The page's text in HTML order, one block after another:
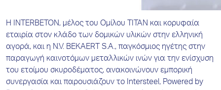
Η INTERBETON, μέλος του Ομίλου TITAN και κορυφαία
εταιρία στον κλάδο των δομικών υλικών στην ελληνική
αγορά, και η N.V. BEKAERT S.A., παγκόσμιος ηγέτης στην
παραγωγή καινοτόμων μεταλλικών ινών για την ενίσχυση
του ετοίμου σκυροδέματος, ανακοινώνουν εμπορική
συνεργασία και παρουσιάζουν το Intersteel, Powered by